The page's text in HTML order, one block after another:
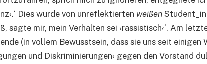
Dies wurde von unreflektierten weißen
mir‚ mein Verhalten sei ›rassistisch‹‘. Am
(in vollem Bewusstsein, dass sie uns seit einigen
und Diskriminierungen‹ gegen den Vorstand